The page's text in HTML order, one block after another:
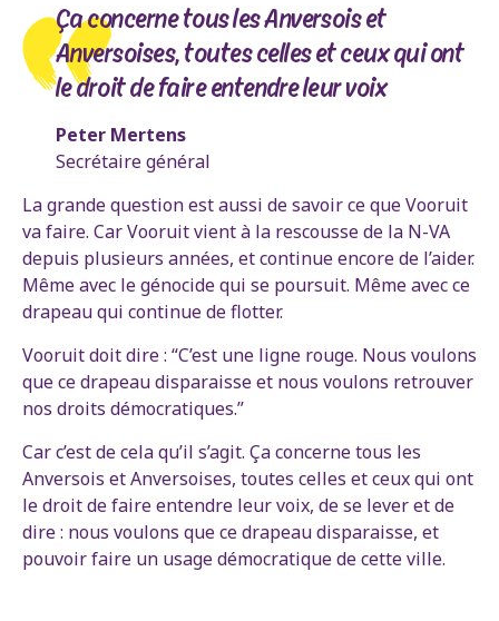
Ça concerne tous les Anversois et
Anversoises, toutes celles et ceux qui ont
le droit de faire entendre leur voix
Peter Mertens
Secrétaire général
La grande question est aussi de savoir ce que Vooruit
va faire. Car Vooruit vient à la rescousse de la N-VA
depuis plusieurs années, et continue encore de l’aider.
Même avec le génocide qui se poursuit. Même avec ce
drapeau qui continue de flotter.
Vooruit doit dire : “C’est une ligne rouge. Nous voulons
que ce drapeau disparaisse et nous voulons retrouver
nos droits démocratiques.”
Car c’est de cela qu’il s’agit. Ça concerne tous les
Anversois et Anversoises, toutes celles et ceux qui ont
le droit de faire entendre leur voix, de se lever et de
dire : nous voulons que ce drapeau disparaisse, et
pouvoir faire un usage démocratique de cette ville.